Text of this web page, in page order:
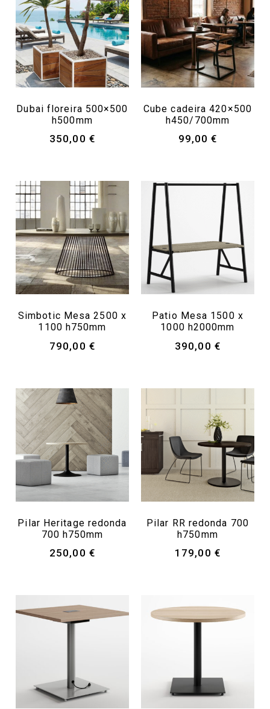
Dubai floreira 500×500
h500mm
350,00 €
Cube cadeira 420×500
h450/700mm
99,00€
Simbotic Mesa 2500 x
1100 h750mm
790,00 €
Patio Mesa 1500 x
1000 h2000mm
390,00 €
Pilar Heritage redonda
700 h750mm
250,00 €
Pilar RR redonda 700
h750mm
179,00 €